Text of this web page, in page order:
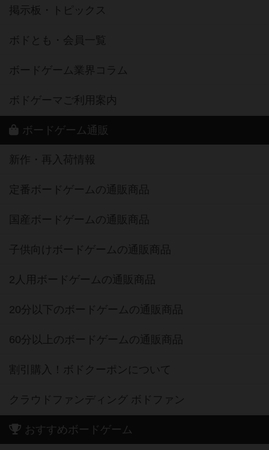
掲示板・トピックス
ボドとも・会員一覧
ボードゲーム業界コラム
ボドゲーマご利用案内
ボードゲーム通販
新作・再入荷情報
定番ボードゲームの通販商品
国産ボードゲームの通販商品
子供向けボードゲームの通販商品
2人用ボードゲームの通販商品
20分以下のボードゲームの通販商品
60分以上のボードゲームの通販商品
割引購入！ボドクーポンについて
クラウドファンディング ボドファン
おすすめボードゲーム